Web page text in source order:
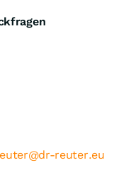
reuter.eu